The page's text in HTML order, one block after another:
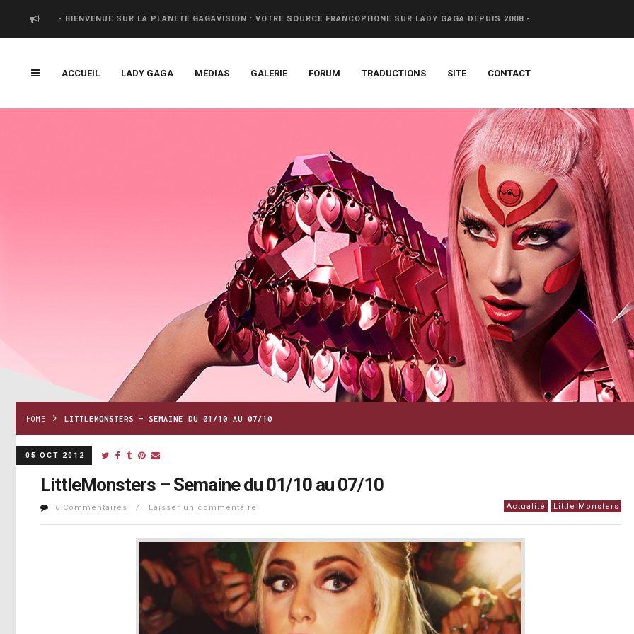
- BIENVENUE SUR LA PLANETE GAGAVISION : VOTRE SOURCE FRANCOPHONE SUR LADY GAGA DEPUIS 2008 -
ACCUEIL LADY GAGA MÉDIAS GALERIE FORUM TRADUCTIONS SITE CONTACT
HOME LITTLEMONSTERS – SEMAINE DU 01/10 AU 07/10
05 OCT 2012
LittleMonsters – Semaine du 01/10 au 07/10
6 Commentaires / Laisser un commentaire Actualité Little Monsters